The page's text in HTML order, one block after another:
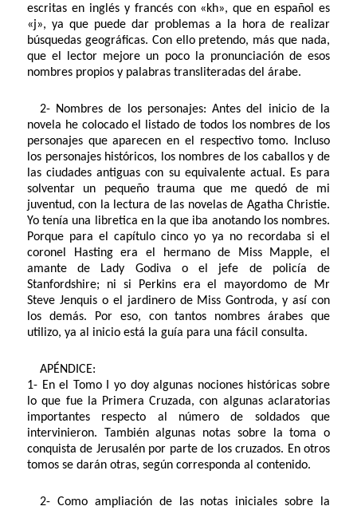
escritas en inglés y francés con «kh», que en español es
«j», ya que puede dar problemas a la hora de realizar
búsquedas geográficas. Con ello pretendo, más que nada,
que el lector mejore un poco la pronunciación de esos
nombres propios y palabras transliteradas del árabe.
2- Nombres de los personajes: Antes del inicio de la
novela he colocado el listado de todos los nombres de los
personajes que aparecen en el respectivo tomo. Incluso
los personajes históricos, los nombres de los caballos y de
las ciudades antiguas con su equivalente actual. Es para
solventar un pequeño trauma que me quedó de mi
juventud, con la lectura de las novelas de Agatha Christie.
Yo tenía una libretica en la que iba anotando los nombres.
Porque para el capítulo cinco yo ya no recordaba si el
coronel Hasting era el hermano de Miss Mapple, el
amante de Lady Godiva o el jefe de policía de
Stanfordshire; ni si Perkins era el mayordomo de Mr
Steve Jenquis o el jardinero de Miss Gontroda, y así con
los demás. Por eso, con tantos nombres árabes que
utilizo, ya al inicio está la guía para una fácil consulta.
APÉNDICE:
1- En el Tomo I yo doy algunas nociones históricas sobre
lo que fue la Primera Cruzada, con algunas aclaratorias
importantes respecto al número de soldados que
intervinieron. También algunas notas sobre la toma o
conquista de Jerusalén por parte de los cruzados. En otros
tomos se darán otras, según corresponda al contenido.
2- Como ampliación de las notas iniciales sobre la